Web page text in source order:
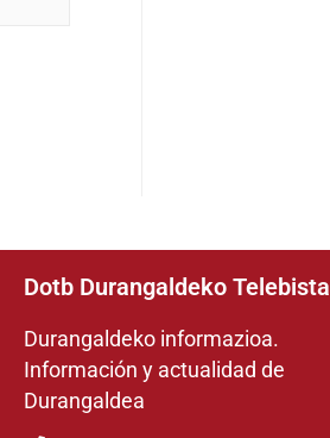
Dotb Durangaldeko Telebista
Durangaldeko informazioa.
Información y actualidad de
Durangaldea